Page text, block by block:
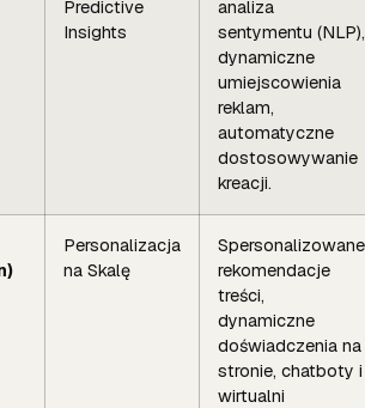
Predictive
Insights
analiza
sentymentu (NLP),
dynamiczne
umiejscowienia
reklam,
automatyczne
dostosowywanie
kreacji.
Personalizacja
na Skalę
Spersonalizowane
rekomendacje
treści,
dynamiczne
doświadczenia na
stronie, chatboty i
wirtualni